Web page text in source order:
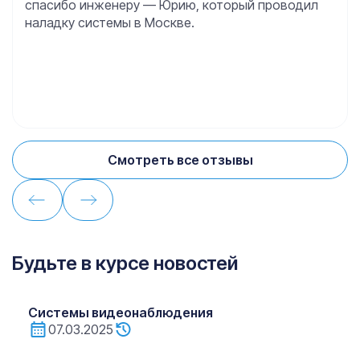
спасибо инженеру — Юрию, который проводил
наладку системы в Москве.
Смотреть все отзывы
Будьте в курсе новостей
Системы видеонаблюдения
07.03.2025